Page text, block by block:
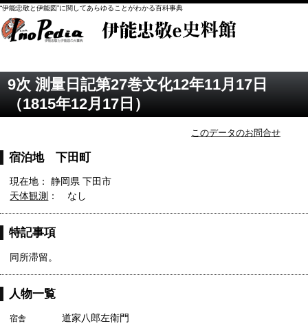
“伊能忠敬と伊能図”に関してあらゆることがわかる百科事典
9次 測量日記第27巻文化12年11月17日
（1815年12月17日）
このデータのお問合せ
宿泊地 下田町
現在地： 静岡県 下田市
天体観測 ： なし
特記事項
同所滞留。
人物一覧
宿舎 道家八郎左衛門